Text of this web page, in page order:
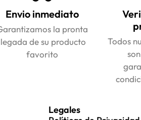
Envio inmediato
la pronta
de su producto
favorito
Todos
Legales